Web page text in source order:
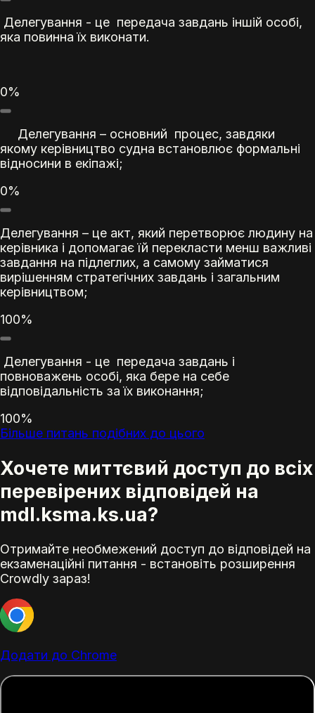
Делегування - це передача завдань іншій особі,
яка повинна їх виконати.
0%
Делегування – основний процес, завдяки
якому керівництво судна встановлює формальні
відносини в екіпажі;
0%
Делегування – це акт, який перетворює людину на
керівника і допомагає їй перекласти менш важливі
завдання на підлеглих, а самому займатися
вирішенням стратегічних завдань і загальним
керівництвом;
100%
Делегування - це передача завдань і
повноважень особі, яка бере на себе
відповідальність за їх виконання;
100%
Більше питань подібних до цього
Хочете миттєвий доступ до всіх
перевірених відповідей на
mdl.ksma.ks.ua?
Отримайте необмежений доступ до відповідей на
екзаменаційні питання - встановіть розширення
Crowdly зараз!
Додати до Chrome